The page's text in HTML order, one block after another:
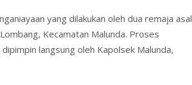
yang dilakukan oleh dua remaja asal
Kecamatan Malunda. Proses
langsung oleh Kapolsek Malunda,